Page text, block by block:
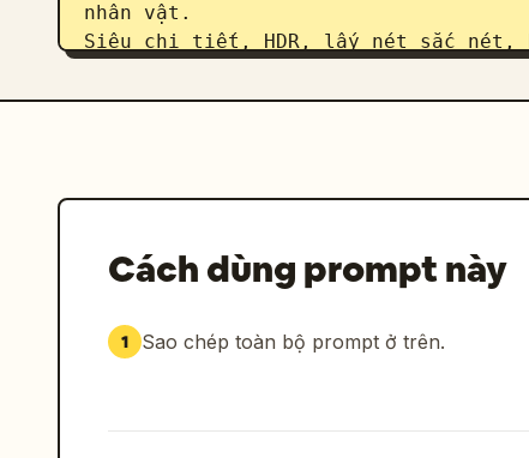
nhân vật.
Siêu chi tiết, HDR, lấy nét sắc nét,
Cách dùng prompt này
1 Sao chép toàn bộ prompt ở trên.